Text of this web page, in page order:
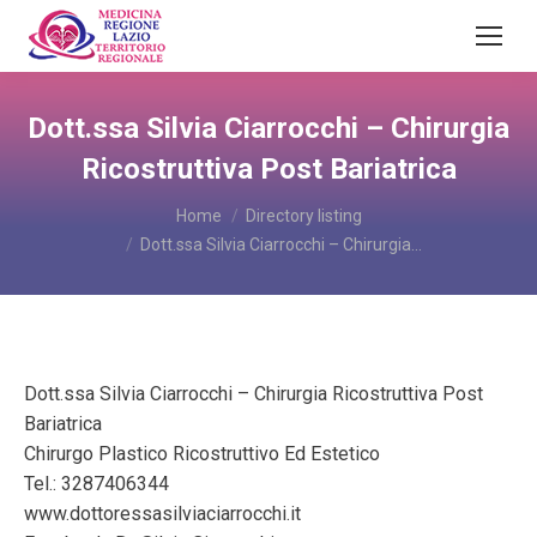
Dott.ssa Silvia Ciarrocchi – Chirurgia
Ricostruttiva Post Bariatrica
Home
Directory listing
Dott.ssa Silvia Ciarrocchi – Chirurgia…
Dott.ssa Silvia Ciarrocchi – Chirurgia Ricostruttiva Post
Bariatrica
Chirurgo Plastico Ricostruttivo Ed Estetico
Tel.: 3287406344
www.dottoressasilviaciarrocchi.it